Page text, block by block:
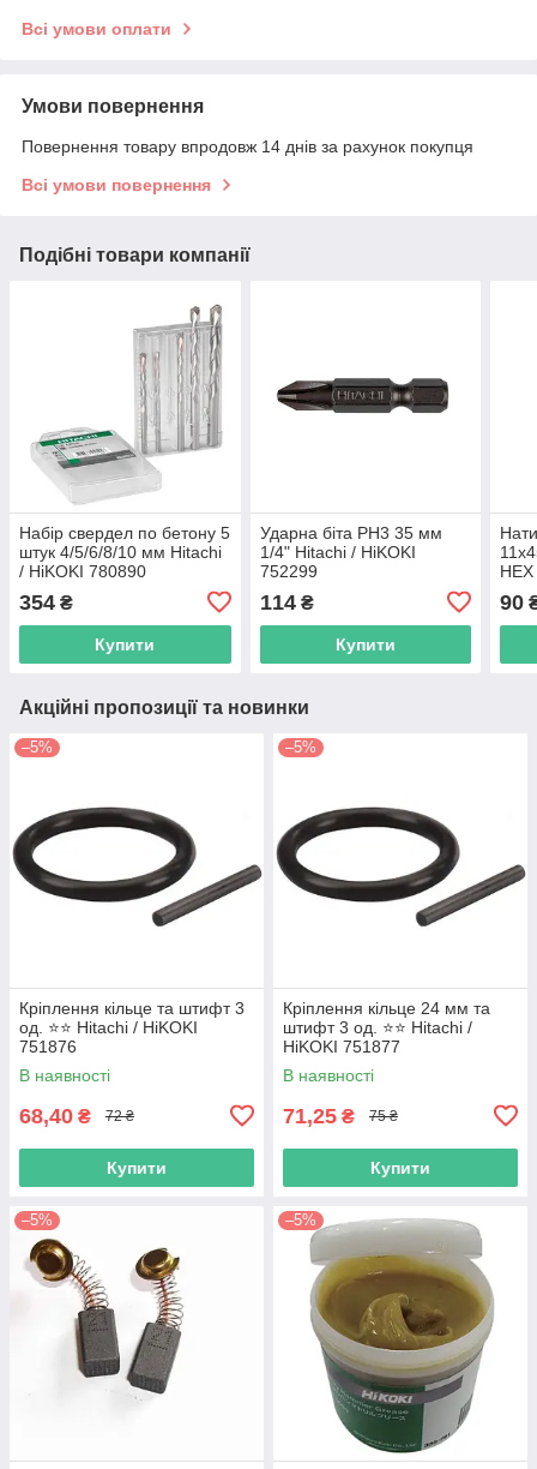
Всі умови оплати
Умови повернення
Повернення товару впродовж 14 днів за рахунок покупця
Всі умови повернення
Подібні товари компанії
Набір свердел по бетону 5
штук 4/5/6/8/10 мм Hitachi
/ HiKOKI 780890
354 ₴
Купити
Ударна біта РН3 35 мм
1/4" Hitachi / HiKOKI
752299
114₴
Купити
90
Акційні пропозиції та новинки
–5%
Кріплення кільце та штифт 3
од. ⭐️⭐️ Hitachi / HiKOKI
751876
В наявності
68,40 ₴ 72 ₴
Купити
–5%
Кріплення кільце 24 мм та
штифт 3 од. ⭐️⭐️ Hitachi /
HiKOKI 751877
В наявності
71,25 ₴ 75 ₴
Купити
–5% –5%